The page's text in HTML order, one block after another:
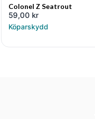
Colonel Z Seatrout
59,00 kr
Köparskydd